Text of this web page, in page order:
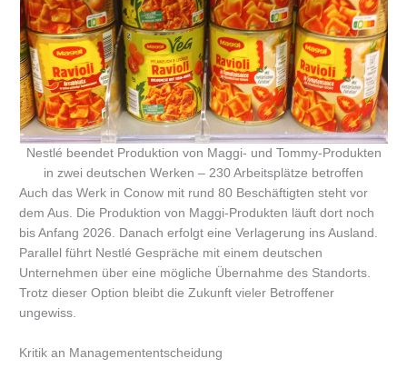
Nestlé beendet Produktion von Maggi- und Tommy-Produkten
in zwei deutschen Werken – 230 Arbeitsplätze betroffen
Auch das Werk in Conow mit rund 80 Beschäftigten steht vor
dem Aus. Die Produktion von Maggi-Produkten läuft dort noch
bis Anfang 2026. Danach erfolgt eine Verlagerung ins Ausland.
Parallel führt Nestlé Gespräche mit einem deutschen
Unternehmen über eine mögliche Übernahme des Standorts.
Trotz dieser Option bleibt die Zukunft vieler Betroffener
ungewiss.
Kritik an Managemententscheidung